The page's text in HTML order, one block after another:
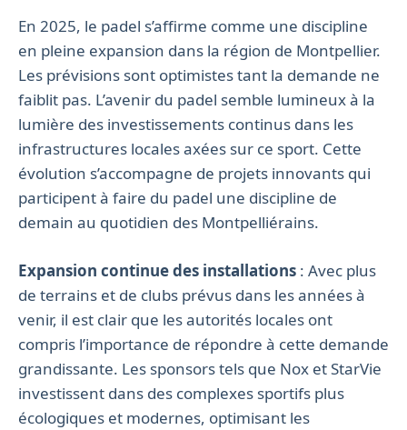
En 2025, le padel s’affirme comme une discipline
en pleine expansion dans la région de Montpellier.
Les prévisions sont optimistes tant la demande ne
faiblit pas. L’avenir du padel semble lumineux à la
lumière des investissements continus dans les
infrastructures locales axées sur ce sport. Cette
évolution s’accompagne de projets innovants qui
participent à faire du padel une discipline de
demain au quotidien des Montpelliérains.
Expansion continue des installations : Avec plus
de terrains et de clubs prévus dans les années à
venir, il est clair que les autorités locales ont
compris l’importance de répondre à cette demande
grandissante. Les sponsors tels que Nox et StarVie
investissent dans des complexes sportifs plus
écologiques et modernes, optimisant les